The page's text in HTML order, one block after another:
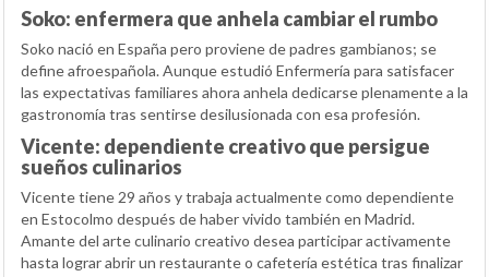
Soko: enfermera que anhela cambiar el rumbo
Soko nació en España pero proviene de padres gambianos; se
define afroespañola. Aunque estudió Enfermería para satisfacer
las expectativas familiares ahora anhela dedicarse plenamente a la
gastronomía tras sentirse desilusionada con esa profesión.
Vicente: dependiente creativo que persigue
sueños culinarios
Vicente tiene 29 años y trabaja actualmente como dependiente
en Estocolmo después de haber vivido también en Madrid.
Amante del arte culinario creativo desea participar activamente
hasta lograr abrir un restaurante o cafetería estética tras finalizar